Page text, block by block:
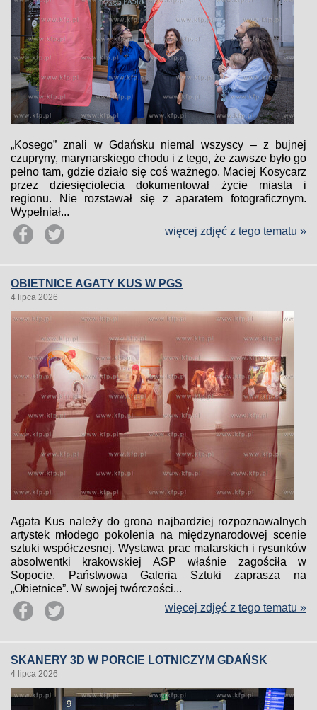
„Kosego” znali w Gdańsku niemal wszyscy – z bujnej
czupryny, marynarskiego chodu i z tego, że zawsze było go
pełno tam, gdzie działo się coś ważnego. Maciej Kosycarz
przez dziesięciolecia dokumentował życie miasta i
regionu. Nie rozstawał się z aparatem fotograficznym.
Wypełniał...
więcej zdjęć z tego tematu »
OBIETNICE AGATY KUS W PGS
4 lipca 2026
Agata Kus należy do grona najbardziej rozpoznawalnych
artystek młodego pokolenia na międzynarodowej scenie
sztuki współczesnej. Wystawa prac malarskich i rysunków
absolwentki krakowskiej ASP właśnie zagościła w
Sopocie. Państwowa Galeria Sztuki zaprasza na
„Obietnice”. W swojej twórczości...
więcej zdjęć z tego tematu »
SKANERY 3D W PORCIE LOTNICZYM GDAŃSK
4 lipca 2026